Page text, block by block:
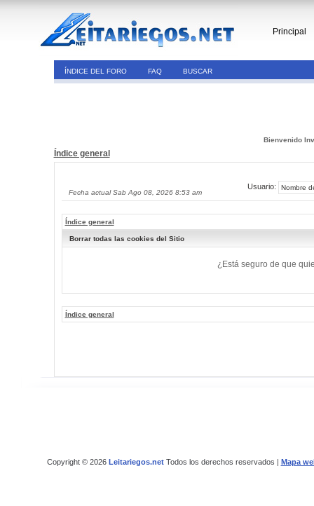
Principal
ÍNDICE DEL FORO FAQ BUSCAR
Bienvenido
Índice general
Fecha actual Sab Ago 08, 2026 8:53 am
Usuario:
Índice general
Borrar todas las cookies del Sitio
¿Está seguro de que
Índice general
Copyright © 2026 Leitariegos.netTodos los derechos reservados | Mapa